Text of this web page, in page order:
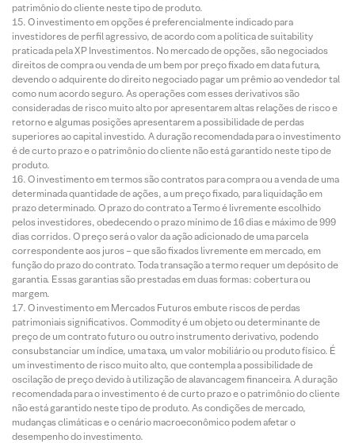
patrimônio do cliente neste tipo de produto.
O investimento em opções é preferencialmente indicado para
investidores de perfil agressivo, de acordo com a política de suitability
praticada pela XP Investimentos. No mercado de opções, são negociados
direitos de compra ou venda de um bem por preço fixado em data futura,
devendo o adquirente do direito negociado pagar um prêmio ao vendedor tal
como num acordo seguro. As operações com esses derivativos são
consideradas de risco muito alto por apresentarem altas relações de risco e
retorno e algumas posições apresentarem a possibilidade de perdas
superiores ao capital investido. A duração recomendada para o investimento
é de curto prazo e o patrimônio do cliente não está garantido neste tipo de
produto.
O investimento em termos são contratos para compra ou a venda de uma
determinada quantidade de ações, a um preço fixado, para liquidação em
prazo determinado. O prazo do contrato a Termo é livremente escolhido
pelos investidores, obedecendo o prazo mínimo de 16 dias e máximo de 999
dias corridos. O preço será o valor da ação adicionado de uma parcela
correspondente aos juros – que são fixados livremente em mercado, em
função do prazo do contrato. Toda transação a termo requer um depósito de
garantia. Essas garantias são prestadas em duas formas: cobertura ou
margem.
O investimento em Mercados Futuros embute riscos de perdas
patrimoniais significativos. Commodity é um objeto ou determinante de
preço de um contrato futuro ou outro instrumento derivativo, podendo
consubstanciar um índice, uma taxa, um valor mobiliário ou produto físico. É
um investimento de risco muito alto, que contempla a possibilidade de
oscilação de preço devido à utilização de alavancagem financeira. A duração
recomendada para o investimento é de curto prazo e o patrimônio do cliente
não está garantido neste tipo de produto. As condições de mercado,
mudanças climáticas e o cenário macroeconômico podem afetar o
desempenho do investimento.